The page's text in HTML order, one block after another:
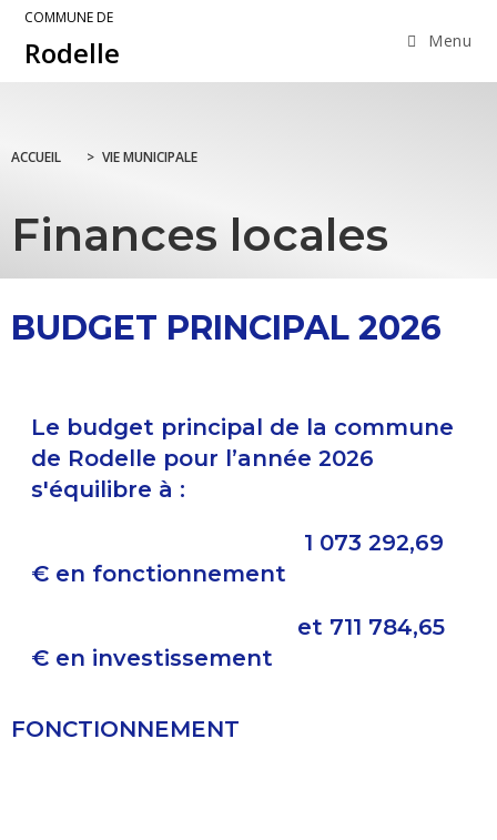
COMMUNE DE
Rodelle Menu
ACCUEIL > VIE MUNICIPALE
Finances locales
BUDGET PRINCIPAL 2026
Le budget principal de la commune
de Rodelle pour l’année 2026
s'équilibre à :
1 073 292,69
€ en fonctionnement
et 711 784,65
€ en investissement
FONCTIONNEMENT